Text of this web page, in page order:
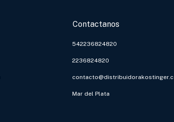
Contactanos
542236824820
2236824820
Mar del Plata